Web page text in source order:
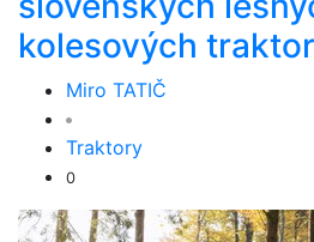
kolesových
Miro TATIČ
Traktory
0